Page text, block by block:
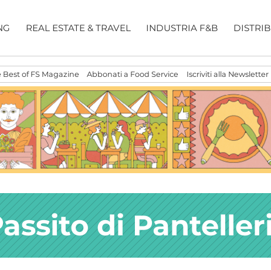
REAL ESTATE & TRAVEL INDUSTRIA F&B
Best of FS Magazine Abbonati a Food Service Iscriviti alla Newsletter
di